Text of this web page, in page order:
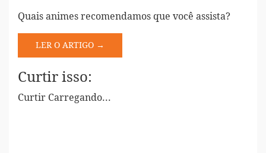
Quais animes recomendamos que você assista?
LER O ARTIGO →
Curtir isso:
Curtir Carregando...